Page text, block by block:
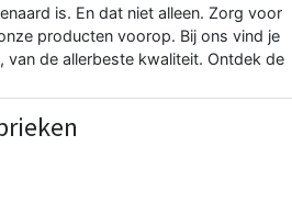
is. En dat niet alleen. Zorg voor
producten voorop. Bij ons vind je
van de allerbeste kwaliteit. Ontdek de